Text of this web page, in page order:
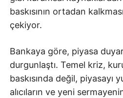
baskısının ortadan
çekiyor.
Bankaya göre, piyasa
durgunlaştı. Temel kriz,
baskısında değil, piyasayı
alıcıların ve yeni